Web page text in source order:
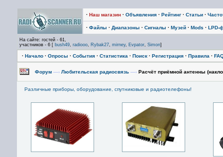
· Наш магазин · Объявления · Рейтинг · Статьи ·
· Файлы · Диапазоны · Сигналы · Музей · Mods · LPD-
На сайте: гостей - 61,
участников - 6 [ bush49, radiooo, Rybak27, mirney, Evpator, Simon]
· Начало · Опросы · События · Статистика · Поиск · Регистрация · Правила ·
Форум —› Любительская радиосвязь —› Расчёт приёмной антенны
Различные приборы, оборудование, спутниковые и радиотелефоны!